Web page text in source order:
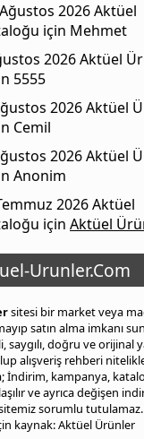
2026 Aktüel
için Mehmet
2026 Aktüel
5555
2026 Aktüel
Cemil
2026 Aktüel
Anonim
2026 Aktüel
için Aktüel
Urunler.Com
sitesi bir market veya
satın alma imkanı
saygılı, doğru ve orijinal
alışveriş rehberi
İndirim, kampanya,
ve ayrıca değişen
sorumlu
kaynak: Aktüel Ürünler